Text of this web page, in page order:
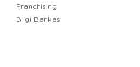
Franchising
Bilgi Bankası